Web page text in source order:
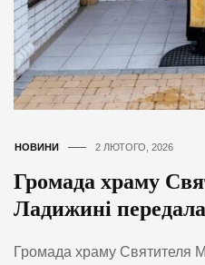
НОВИНИ 2 ЛЮТОГО, 2026
Громада храму
Ладижині
Громада храму Святителя